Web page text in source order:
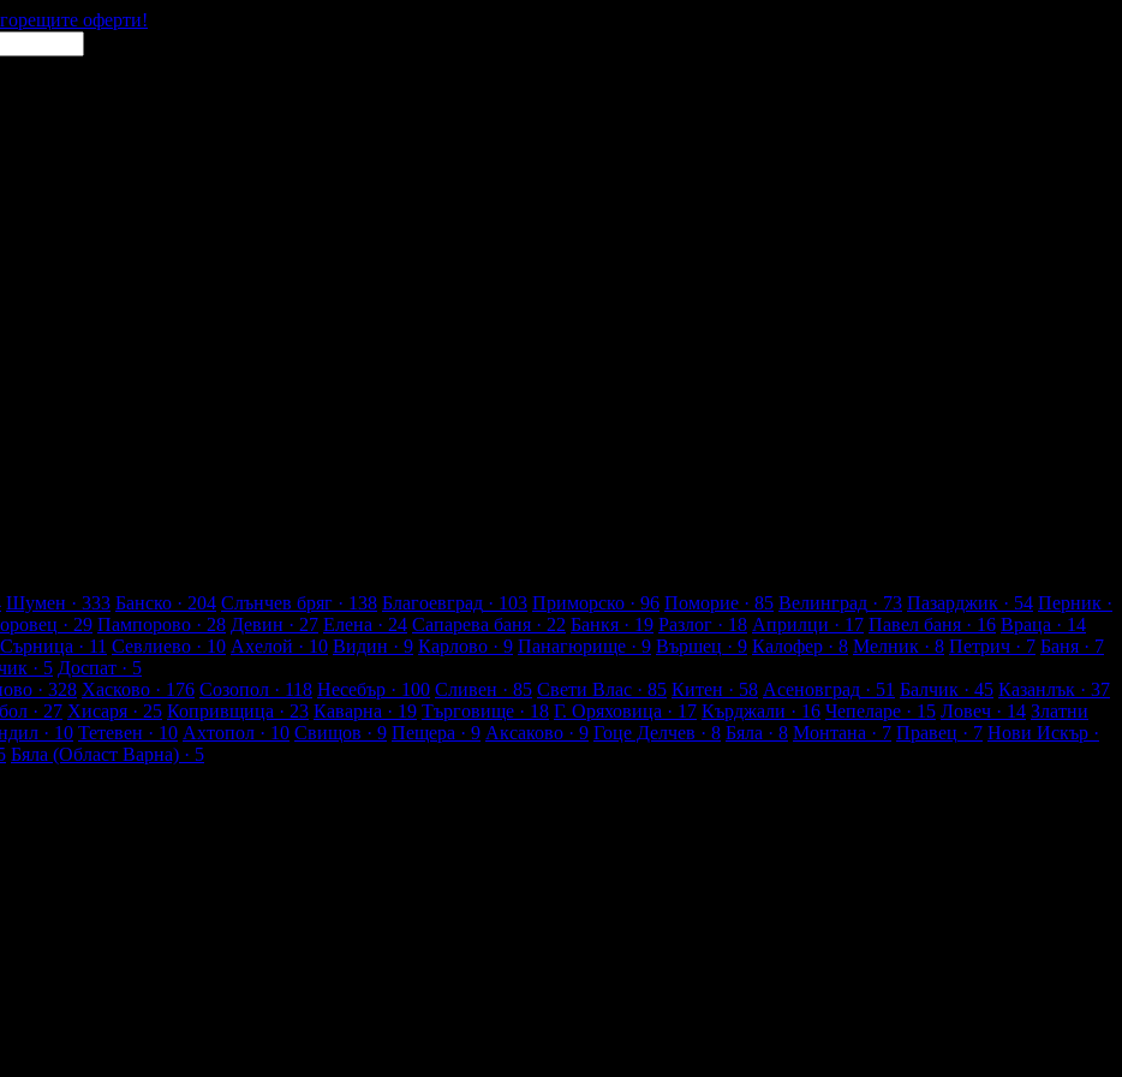
оферти!
Шумен · 333 Банско · 204 Слънчев бряг · 138 Благоевград · 103 Приморско · 96 Поморие · 85 Велинград · 73 Пазарджик · 54 Перник ·
· 29 Пампорово · 28 Девин · 27 Елена · 24 Сапарева баня · 22 Банкя · 19 Разлог · 18 Априлци · 17 Павел баня · 16 Враца · 14
Сърница · 11 Севлиево · 10 Ахелой · 10 Видин · 9 Карлово · 9 Панагюрище · 9 Вършец · 9 Калофер · 8 Мелник · 8 Петрич · 7 Баня · 7
· 5 Доспат · 5
· 328 Хасково · 176 Созопол · 118 Несебър · 100 Сливен · 85 Свети Влас · 85 Китен · 58 Асеновград · 51 Балчик · 45 Казанлък · 37
· 27 Хисаря · 25 Копривщица · 23 Каварна · 19 Търговище · 18 Г. Оряховица · 17 Кърджали · 16 Чепеларе · 15 Ловеч · 14 Златни
· 10 Тетевен · 10 Ахтопол · 10 Свищов · 9 Пещера · 9 Аксаково · 9 Гоце Делчев · 8 Бяла · 8 Монтана · 7 Правец · 7 Нови Искър ·
Бяла (Област Варна) · 5